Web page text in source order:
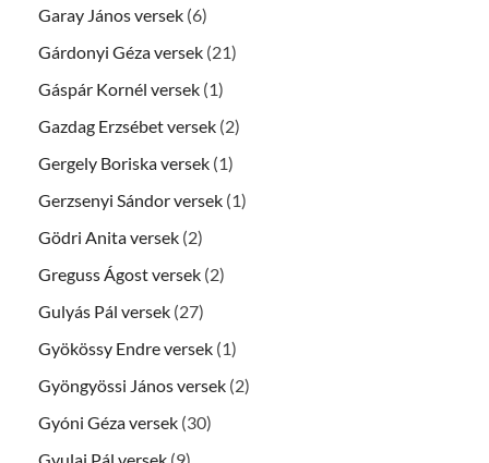
Garay János versek (6)
Gárdonyi Géza versek (21)
Gáspár Kornél versek (1)
Gazdag Erzsébet versek (2)
Gergely Boriska versek (1)
Gerzsenyi Sándor versek (1)
Gödri Anita versek (2)
Greguss Ágost versek (2)
Gulyás Pál versek (27)
Gyökössy Endre versek (1)
Gyöngyössi János versek (2)
Gyóni Géza versek (30)